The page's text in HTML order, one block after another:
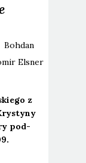
Bohdan
Elsner
z
pod­